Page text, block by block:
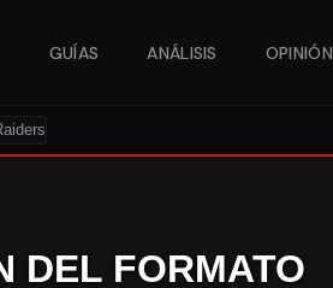
GUÍAS ANÁLISIS OPINIÓN
DEL FORMATO